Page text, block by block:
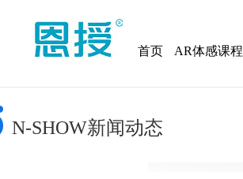
首页 AR体感课程
N-SHOW新闻动态